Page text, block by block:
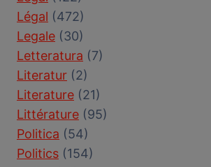
Légal (472)
Legale (30)
Letteratura (7)
Literatur (2)
Literature (21)
Littérature (95)
Politica (54)
Politics (154)